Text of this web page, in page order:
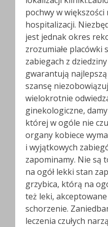
pochwy w
hospitalizacji.
jest jednak okres
zrozumiałe placówki
zabiegach z
gwarantują
szansę
wielokrotnie
ginekologiczne,
której w ogóle nie
organy kobiece
i wyjątkowych
zapominamy. Nie są
na ogół lekki stan
grzybica, którą na
też leki,
schorzenie.
leczenia czułych